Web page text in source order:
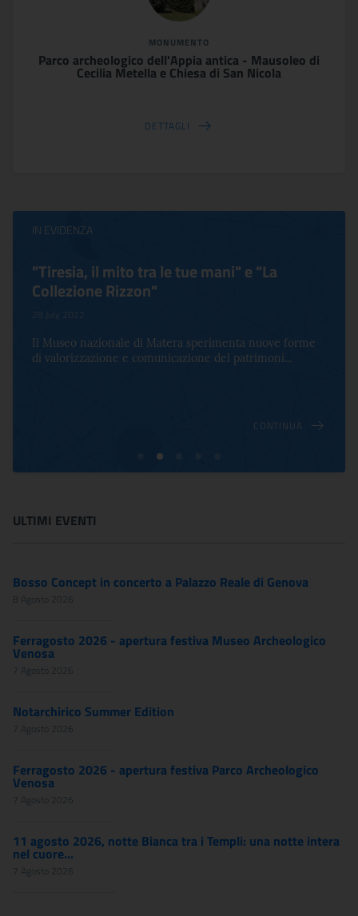
MONUMENTO
Parco archeologico dell'Appia antica - Mausoleo di
Cecilia Metella e Chiesa di San Nicola
DETTAGLI
IN EVIDENZA
"Tiresia, il mito tra le tue mani" e "La
Collezione Rizzon"
28 July 2022
Il Museo nazionale di Matera sperimenta nuove forme
di valorizzazione e comunicazione del patrimoni...
CONTINUA
ULTIMI EVENTI
Bosso Concept in concerto a Palazzo Reale di Genova
8 Agosto 2026
Ferragosto 2026 - apertura festiva Museo Archeologico
Venosa
7 Agosto 2026
Notarchirico Summer Edition
7 Agosto 2026
Ferragosto 2026 - apertura festiva Parco Archeologico
Venosa
7 Agosto 2026
11 agosto 2026, notte Bianca tra i Templi: una notte intera
nel cuore...
7 Agosto 2026